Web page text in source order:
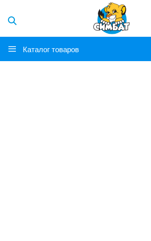
Каталог товаров